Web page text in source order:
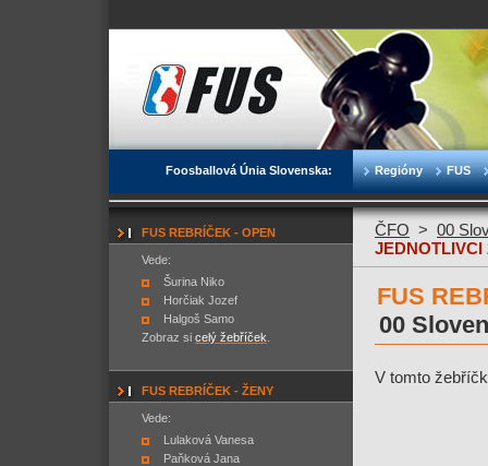
Foosballová Únia Slovenska: Regióny FUS
FUS REBRÍČEK - OPEN
Vede:
Šurina Niko
Horčiak Jozef
Halgoš Samo
Zobraz si celý žebříček
FUS REBRÍČEK - ŽENY
Vede:
Lulaková Vanesa
Paňková Jana
ČFO > 00
JEDNOTLIVCI
FUS
00
V tomto